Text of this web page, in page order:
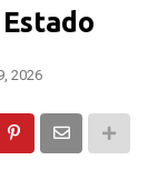
2026